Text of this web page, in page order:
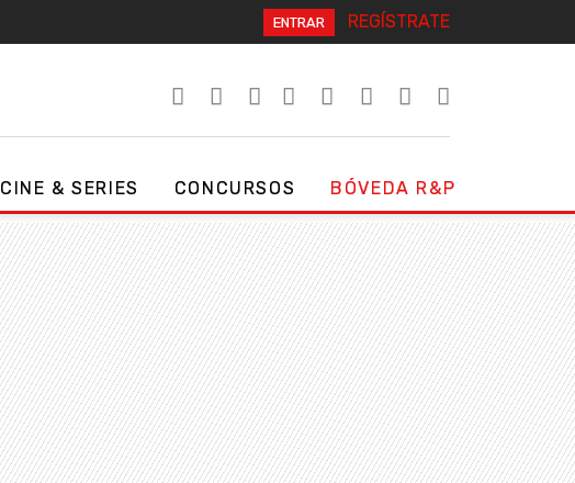
ENTRAR REGÍSTRATE
CINE & SERIES CONCURSOS BÓVEDA R&P